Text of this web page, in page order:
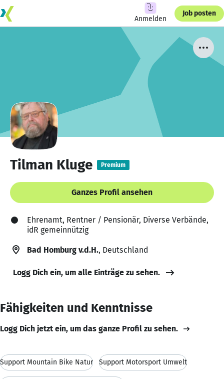
Anmelden
Job posten
Tilman Kluge Premium
Ganzes Profil ansehen
Ehrenamt, Rentner / Pensionär, Diverse Verbände,
idR gemeinnützig
Bad Homburg v.d.H., Deutschland
Logg Dich ein, um alle Einträge zu sehen.
Fähigkeiten und Kenntnisse
Logg Dich jetzt ein, um das ganze Profil zu sehen.
Support Mountain Bike Natur Support Motorsport Umwelt